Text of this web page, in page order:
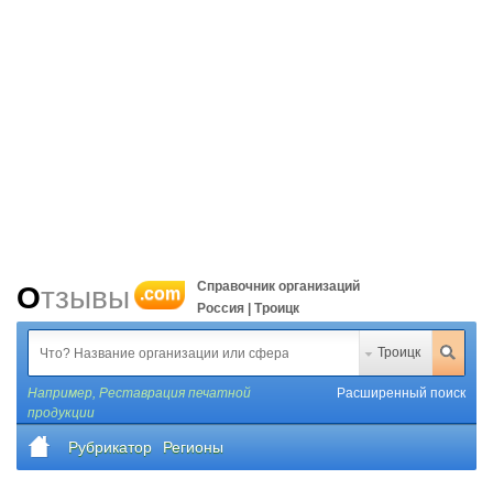
Отзывы .com
Справочник организаций
Россия | Троицк
Троицк
Например, Реставрация печатной
продукции
Расширенный поиск
Рубрикатор Регионы